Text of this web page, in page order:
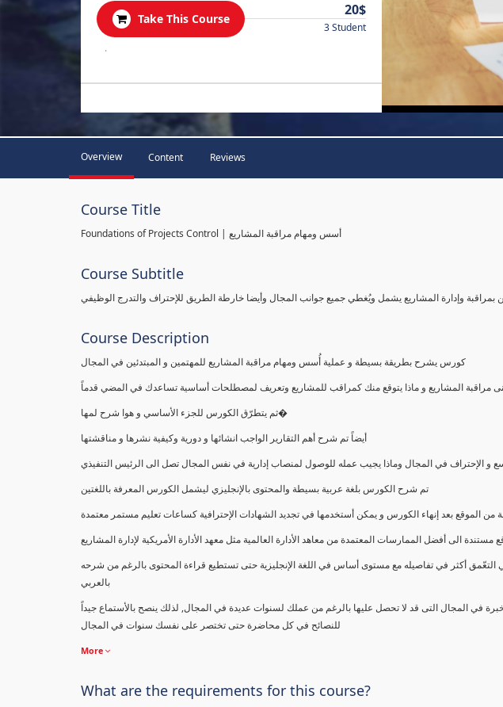
Take This Course
20$
3 Student
.
Overview Content Reviews
Course Title
Foundations of Projects Control | أسس ومهام مراقبة المشاريع
Course Subtitle
بمراقبة وإدارة المشاريع يشمل ويُغطي جميع جوانب المجال وأيضا خارطة الطريق للإحتراف والتدرج الوظيفي
Course Description
كورس يشرح بطريقة بسيطة و عملية أُسس ومهام مراقبة المشاريع للمهتمين و المبتدئين في المجال
مراقبة المشاريع و ماذا يتوقع منك كمراقب للمشاريع وتعريف لمصطلحات أساسية تساعدك في المضي قدماً
ثم يتطرّق الكورس للجزء الأساسي و هوا شرح لمها�
أيضاً تم شرح أهم التقارير الواجب انشائها و دورية وكيفية نشرها و مناقشتها
و الإحتراف في المجال وماذا يجيب عمله للوصول لمنصاب إدارية في نفس المجال تصل الى الرئيس التنفيذي
تم شرح الكورس بلغة عربية بسيطة والمحتوى بالإنجليزي ليشمل الكورس المعرفة باللغتين
الموقع بعد إنهاء الكورس و يمكن أستخدمها في تجديد الشهادات الإحترافية كساعات تعليم مستمر معتمدة
الى أفضل الممارسات المعتمدة من معاهد الأدارة العالمية مثل معهد الأدارة الأمريكية لإدارة المشاريع
أكثر في تفاصيله مع مستوى أساس في اللغة الإنجليزية حتى تستطيع قراءة المحتوى بالرغم من شرحه
بالعربي
في المجال التى قد لا تحصل عليها بالرغم من عملك لسنوات عديدة في المجال, لذلك ينصح بالأستماع جيداً
للنصائح في كل محاضرة حتى تختصر على نفسك سنوات في المجال
More
What are the requirements for this course?